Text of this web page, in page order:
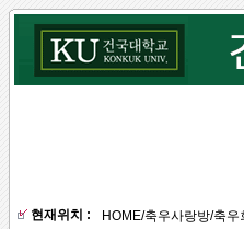
현재위치 : HOME/축우사랑방/축우